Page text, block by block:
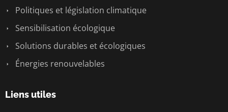
Politiques et législation climatique
Sensibilisation écologique
Solutions durables et écologiques
Énergies renouvelables
Liens utiles